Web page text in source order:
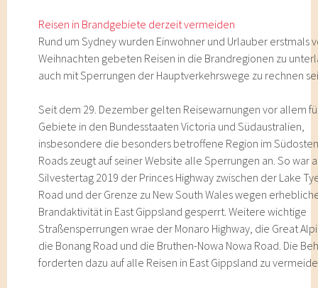
Reisen in Brandgebiete derzeit vermeiden
Rund um Sydney wurden Einwohner und Urlauber erstmals
Weihnachten gebeten Reisen in die Brandregionen zu
auch mit Sperrungen der Hauptverkehrswege zu rechnen
Seit dem 29. Dezember gelten Reisewarnungen vor allem
Gebiete in den Bundesstaaten Victoria und Südaustralien,
insbesondere die besonders betroffene Region im
Roads zeugt auf seiner Website alle Sperrungen an. So war
Silvestertag 2019 der Princes Highway zwischen der Lake
Road und der Grenze zu New South Wales wegen
Brandaktivität in East Gippsland gesperrt. Weitere wichtige
Straßensperrungen wrae der Monaro Highway, die Great
die Bonang Road und die Bruthen-Nowa Nowa Road. Die
forderten dazu auf alle Reisen in East Gippsland zu